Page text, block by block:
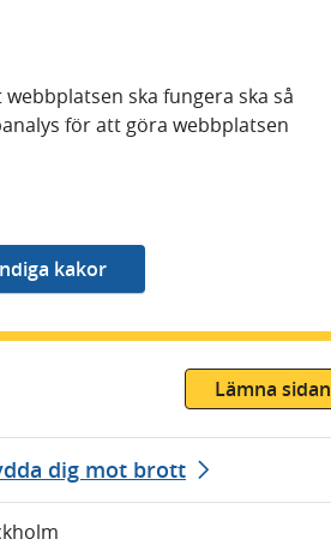
ska fungera ska så
för att göra webbplatsen
Lämna sidan
dig mot brott